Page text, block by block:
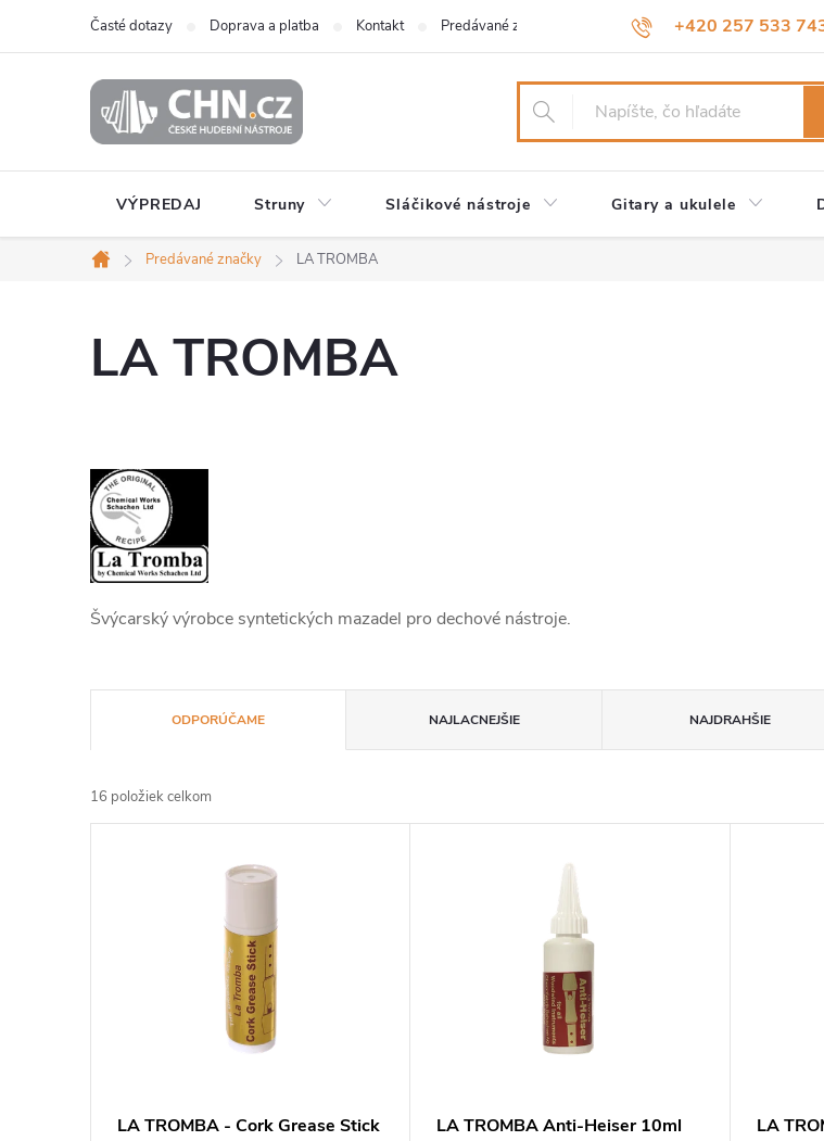
+420 257 533
Časté dotazy Doprava a platba Kontakt Predávané značky Návody a údržba Reklamácia
VÝPREDAJ Struny Sláčikové nástroje Gitary a ukulele
Domov
Predávané značky LA TROMBA
LA TROMBA
Švýcarský výrobce syntetických mazadel pro dechové nástroje.
a
d
ODPORÚČAME NAJLACNEJŠIE NAJDRAHŠIE
16 položiek celkom
LA TROMBA - Cork Grease Stick
LA TROMBA Anti-Heiser 10ml
LA